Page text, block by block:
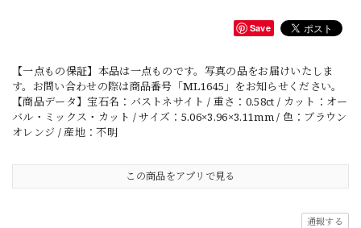
Save
【一点もの保証】本品は一点ものです。写真の品をお届けいたしま
す。お問い合わせの際は商品番号「ML1645」をお知らせください。
【商品データ】宝石名：バストネサイト / 重さ：0.58ct / カット：オー
バル・ミックス・カット / サイズ：5.06×3.96×3.11mm / 色：ブラウン
オレンジ / 産地：不明
この商品をアプリで見る
通報する